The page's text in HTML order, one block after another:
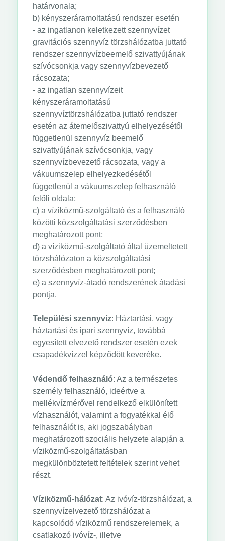
határvonala;
b) kényszeráramoltatású rendszer esetén
- az ingatlanon keletkezett szennyvízet
gravitációs szennyvíz törzshálózatba juttató
rendszer szennyvízbeemelő szivattyújának
szívócsonkja vagy szennyvízbevezető
rácsozata;
- az ingatlan szennyvízeit
kényszeráramoltatású
szennyvíztörzshálózatba juttató rendszer
esetén az átemelőszivattyú elhelyezésétől
függetlenül szennyvíz beemelő
szivattyújának szívócsonkja, vagy
szennyvízbevezető rácsozata, vagy a
vákuumszelep elhelyezkedésétől
függetlenül a vákuumszelep felhasználó
felőli oldala;
c) a víziközmű-szolgáltató és a felhasználó
közötti közszolgáltatási szerződésben
meghatározott pont;
d) a víziközmű-szolgáltató által üzemeltetett
törzshálózaton a közszolgáltatási
szerződésben meghatározott pont;
e) a szennyvíz-átadó rendszerének átadási
pontja.
Települési szennyvíz: Háztartási, vagy
háztartási és ipari szennyvíz, továbbá
egyesített elvezető rendszer esetén ezek
csapadékvízzel képződött keveréke.
Védendő felhasználó: Az a természetes
személy felhasználó, ideértve a
mellékvízmérővel rendelkező elkülönített
vízhasználót, valamint a fogyatékkal élő
felhasználót is, aki jogszabályban
meghatározott szociális helyzete alapján a
víziközmű-szolgáltatásban
megkülönböztetett feltételek szerint vehet
részt.
Víziközmű-hálózat: Az ivóvíz-törzshálózat, a
szennyvízelvezető törzshálózat a
kapcsolódó víziközmű rendszerelemek, a
csatlakozó ivóvíz-, illetve